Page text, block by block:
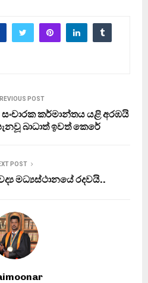
POST
කර්මාන්තය යළි අරඹයි
බාධාත් ඉවත් කෙරේ
POST
මධ්‍යස්ථානයේ රදවයි..